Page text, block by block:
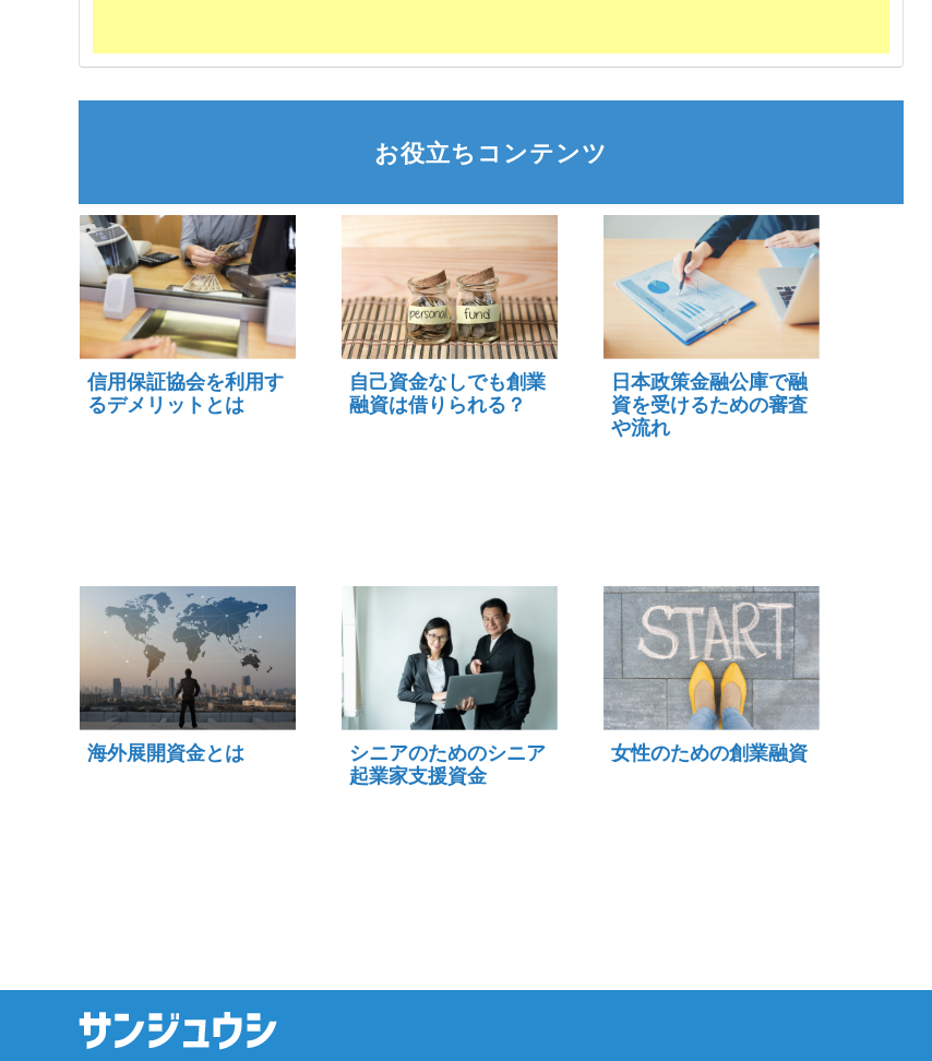
お役立ちコンテンツ
信用保証協会を利用す
るデメリットとは
自己資金なしでも創業
融資は借りられる？
日本政策金融公庫で融
資を受けるための審査
や流れ
海外展開資金とは
シニアのためのシニア
起業家支援資金
女性のための創業融資